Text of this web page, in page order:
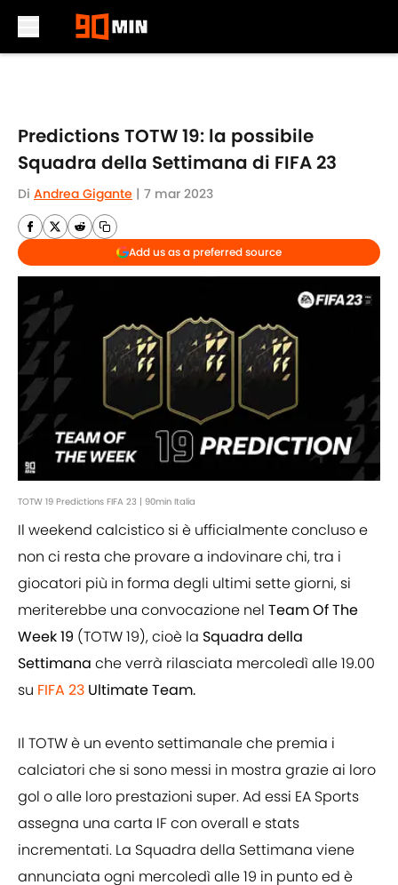
Predictions TOTW 19: la possibile
Squadra della Settimana di FIFA 23
Di Andrea Gigante | 7 mar 2023
Add us as a preferred source
TOTW 19 Predictions FIFA 23 | 90min Italia
Il weekend calcistico si è ufficialmente concluso e
non ci resta che provare a indovinare chi, tra i
giocatori più in forma degli ultimi sette giorni, si
meriterebbe una convocazione nel Team Of The
Week 19 (TOTW 19), cioè la Squadra della
Settimana che verrà rilasciata mercoledì alle 19.00
su FIFA 23 Ultimate Team.
Il TOTW è un evento settimanale che premia i
calciatori che si sono messi in mostra grazie ai loro
gol o alle loro prestazioni super. Ad essi EA Sports
assegna una carta IF con overall e stats
incrementati. La Squadra della Settimana viene
annunciata ogni mercoledì alle 19 in punto ed è